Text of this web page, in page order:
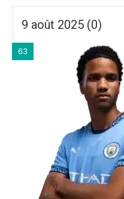
9 août 2025 (0)
63